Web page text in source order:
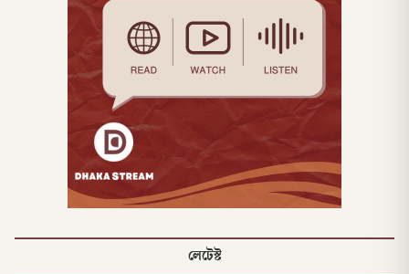
লেটেস্ট